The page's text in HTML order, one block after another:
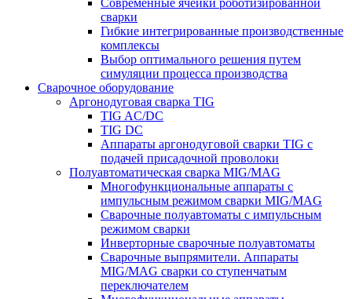
сварки
Гибкие интегрированные производственные
комплексы
Выбор оптимального решения путем
симуляции процесса производства
Сварочное оборудование
Аргонодуговая сварка TIG
TIG AC/DC
TIG DC
Аппараты аргонодуговой сварки TIG с
подачей присадочной проволоки
Полуавтоматическая сварка MIG/MAG
Многофункциональные аппараты с
импульсным режимом сварки MIG/MAG
Сварочные полуавтоматы с импульсным
режимом сварки
Инверторные сварочные полуавтоматы
Сварочные выпрямители. Аппараты
MIG/MAG сварки со ступенчатым
переключателем